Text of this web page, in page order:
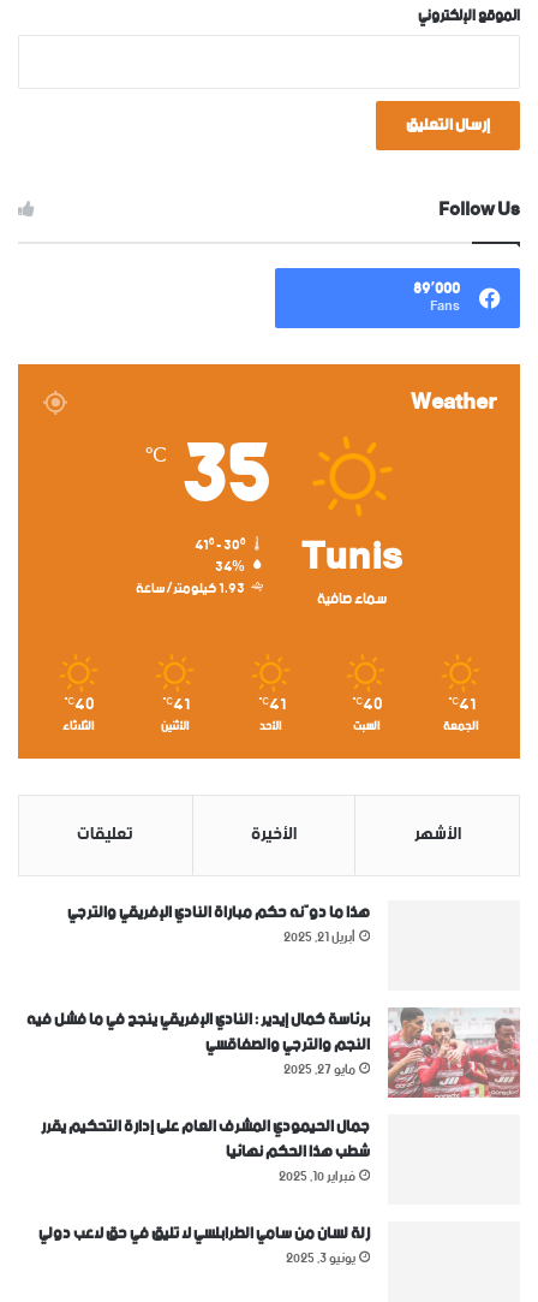
الموقع الإلكتروني
Follow Us
89٬000
Fans
Weather
Tunis
سماء صافية
35
℃
41º - 30º
34%
1.93 كيلومتر/ساعة
41
℃
الجمعة
40
℃
السبت
41
℃
الأحد
41
℃
الأثنين
40
℃
الثلاثاء
الأشهر الأخيرة تعليقات
هذا ما دوّنه حكم مباراة النادي الإفريقي والترجي
أبريل 21, 2025
برئاسة كمال إيدير : النادي الإفريقي ينجح في ما فشل فيه
النجم والترجي والصفاقسي
مايو 27, 2025
جمال الحيمودي المشرف العام على إدارة التحكيم يقرر
شطب هذا الحكم نهائيا
فبراير 10, 2025
زلة لسان من سامي الطرابلسي لا تليق في حق لاعب دولي
يونيو 3, 2025